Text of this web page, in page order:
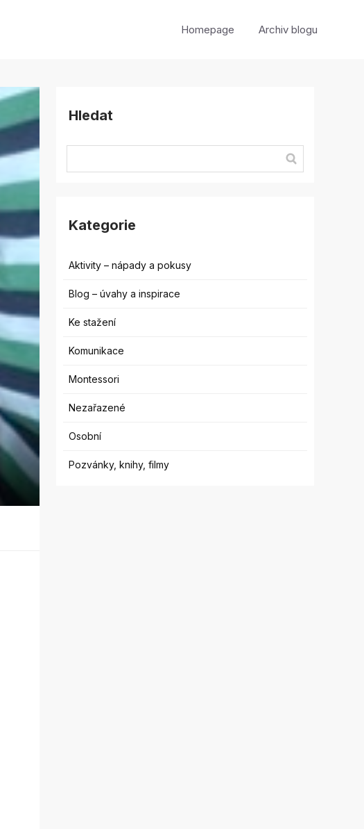
Homepage Archiv blogu
Hledat
Kategorie
Aktivity – nápady a pokusy
Blog – úvahy a inspirace
Ke stažení
Komunikace
Montessori
Nezařazené
Osobní
Pozvánky, knihy, filmy